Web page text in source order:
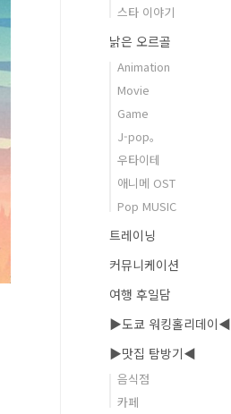
스타 이야기
낡은 오르골
Animation
Movie
Game
J-pop。
우타이테
애니메 OST
Pop MUSIC
트레이닝
커뮤니케이션
여행 후일담
▶도쿄 워킹홀리데이◀
▶맛집 탐방기◀
음식점
카페